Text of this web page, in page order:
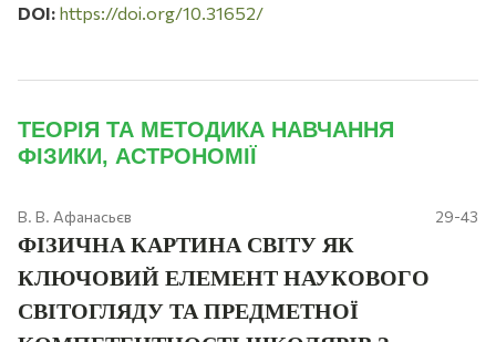
DOI: https://doi.org/10.31652/
ТЕОРІЯ ТА МЕТОДИКА НАВЧАННЯ
ФІЗИКИ, АСТРОНОМІЇ
В. В. Афанасьєв 29-43
ФІЗИЧНА КАРТИНА СВІТУ ЯК
КЛЮЧОВИЙ ЕЛЕМЕНТ НАУКОВОГО
СВІТОГЛЯДУ ТА ПРЕДМЕТНОЇ